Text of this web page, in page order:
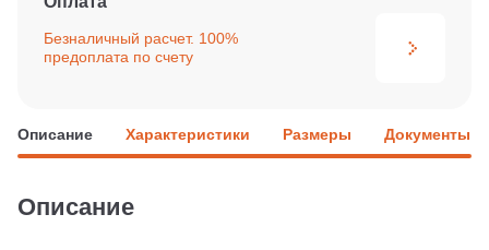
Безналичный расчет. 100%
предоплата по счету
Описание Характеристики Размеры Документы
Описание